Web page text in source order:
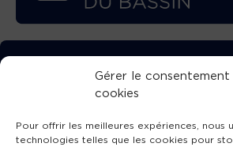
Gérer le consentement
cookies
Pour offrir les meilleures expériences, nous
technologies telles que les cookies pour
TÉLÉCHARGEZ
L’APPLICATION